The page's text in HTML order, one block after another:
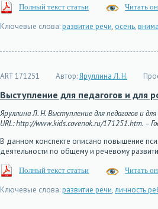
Полный текст статьи Читать
Ключевые слова:развитие речи, осень,
ART 171251 Автор:Яруллина Л. Н.
Выступление для педагогов и для
Яруллина Л. Н. Выступление для педагогов и
URL: http://www.kids.covenok.ru/171251.htm. –
В данном конспекте описано повышение
деятельности по общему и речевому
Полный текст статьи Читать
Ключевые слова:развитие речи,личность